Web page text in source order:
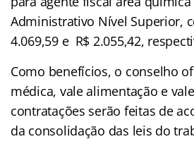
Administrativo Nível Superior,
4.069,59 e R$ 2.055,42,
Como benefícios, o conselho
médica, vale alimentação e
contratações serão feitas de
da consolidação das leis do